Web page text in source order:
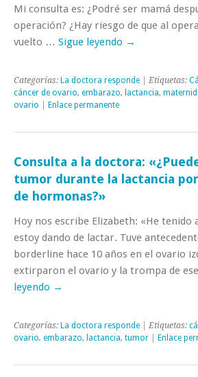
Mi consulta es: ¿Podré ser mamá
operación? ¿Hay riesgo de que al
vuelto … Sigue leyendo →
Categorías: La doctora responde | Etiquetas:
cáncer de ovario, embarazo, lactancia,
ovario
Enlace permanente
Consulta a la doctora:
tumor durante la lactancia
de hormonas?»
Hoy nos escribe Elizabeth: «He tenido
estoy dando de lactar. Tuve
borderline hace 10 años en el ovario
extirparon el ovario y la trompa de
leyendo →
Categorías: La doctora responde | Etiquetas:
ovario, embarazo, lactancia, tumor Enlace